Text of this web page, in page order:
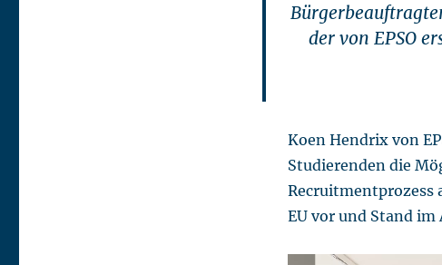
der von EPSO
Koen Hendrix von
Studierenden die
EU vor und Stand